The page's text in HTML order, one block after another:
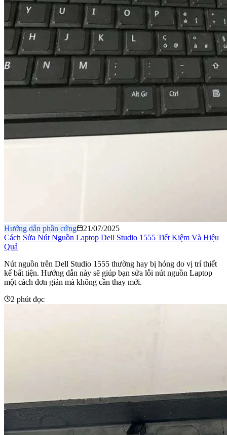
Hướng dẫn phần cứng
21/07/2025
Cách Sửa Nút Nguồn Laptop Dell Studio 1555 Tiết Kiệm Và Hiệu
Quả
Nút nguồn trên Dell Studio 1555 thường hay bị hỏng do vị trí thiết
kế bất tiện. Hướng dẫn này sẽ giúp bạn sửa lỗi nút nguồn Laptop
một cách đơn giản mà không cần thay mới.
2 phút đọc